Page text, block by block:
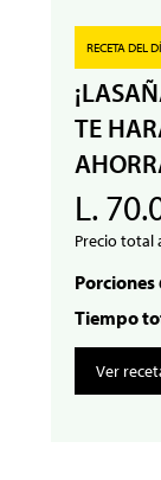
RECETA DEL
TE
L.
Precio total
Porciones
Tiempo
Ver